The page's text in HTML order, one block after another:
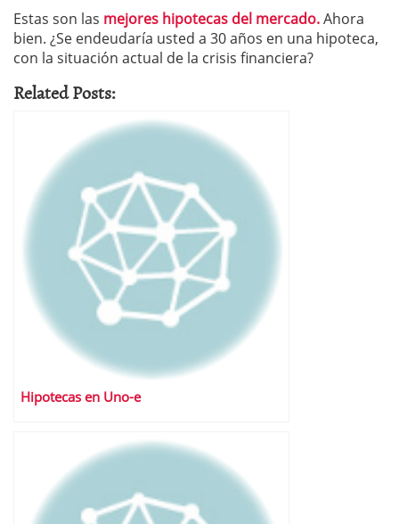
Estas son las mejores hipotecas del mercado.Ahora
bien. ¿Se endeudaría usted a 30 años en una hipoteca,
con la situación actual de la crisis financiera?
Related Posts:
Hipotecas en Uno-e